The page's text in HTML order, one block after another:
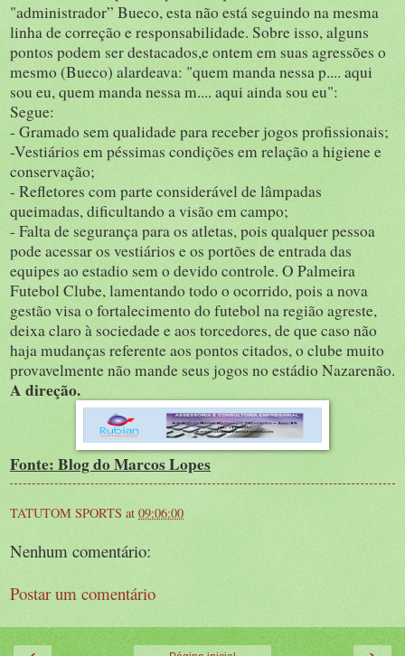
"administrador” Bueco, esta não está seguindo na mesma
linha de correção e responsabilidade. Sobre isso, alguns
pontos podem ser destacados,e ontem em suas agressões o
mesmo (Bueco) alardeava: "quem manda nessa p.... aqui
sou eu, quem manda nessa m.... aqui ainda sou eu":
Segue:
- Gramado sem qualidade para receber jogos profissionais;
-Vestiários em péssimas condições em relação a higiene e
conservação;
- Refletores com parte considerável de lâmpadas
queimadas, dificultando a visão em campo;
- Falta de segurança para os atletas, pois qualquer pessoa
pode acessar os vestiários e os portões de entrada das
equipes ao estadio sem o devido controle. O Palmeira
Futebol Clube, lamentando todo o ocorrido, pois a nova
gestão visa o fortalecimento do futebol na região agreste,
deixa claro à sociedade e aos torcedores, de que caso não
haja mudanças referente aos pontos citados, o clube muito
provavelmente não mande seus jogos no estádio Nazarenão.
A direção.
Fonte: Blog do Marcos Lopes
TATUTOM SPORTS at 09:06:00
Nenhum comentário:
Postar um comentário